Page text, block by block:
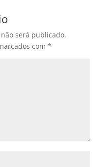
será publicado.
com *